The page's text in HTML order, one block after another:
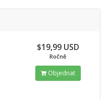
$19,99 USD
Ročně
Objednat